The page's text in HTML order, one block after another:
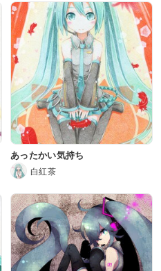
あったかい気持ち
白紅茶